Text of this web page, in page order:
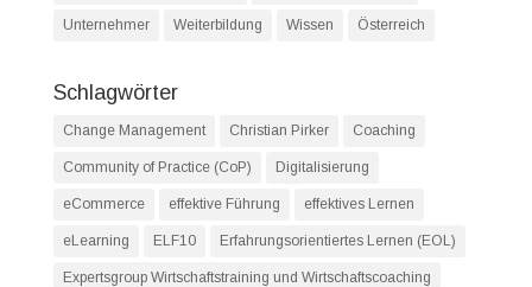
Unternehmer Weiterbildung Wissen Österreich
Schlagwörter
Change Management Christian Pirker Coaching
Community of Practice (CoP) Digitalisierung
eCommerce effektive Führung effektives Lernen
eLearning ELF10 Erfahrungsorientiertes Lernen (EOL)
Expertsgroup Wirtschaftstraining und Wirtschaftscoaching